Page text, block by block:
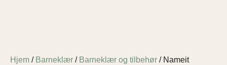
Hjem / Barneklær / Barneklær og tilbehør / Nameit